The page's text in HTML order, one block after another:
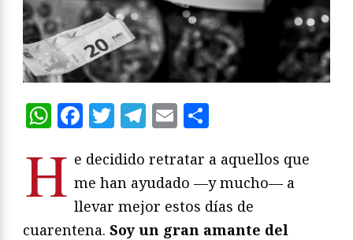
WhatsApp
Facebook
Twitter
Telegram
Email
H e decidido retratar a aquellos que
me han ayudado —y mucho— a
llevar mejor estos días de
cuarentena. Soy un gran amante del